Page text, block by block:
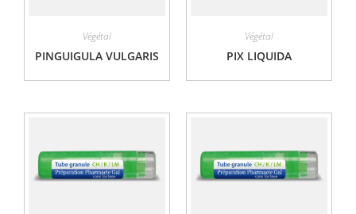
Végétal
PINGUIGULA VULGARIS
Végétal
PIX LIQUIDA